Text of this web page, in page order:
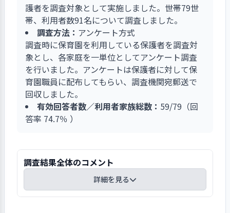
ションや日々の申し送りなどで、子どもの成長、
発達を伝えています。
護者を調査対象として実施しました。世帯79世
帯、利用者数91名について調査しました。
調査方法： アンケート方式
調査時に保育園を利用している保護者を調査対
象とし、各家庭を一単位としてアンケート調査
を行いました。アンケートは保護者に対して保
育園職員に配布してもらい、調査機関宛郵送で
回収しました。
有効回答者数／利用者家族総数： 59/79（回
答率 74.7％ ）
調査結果全体のコメント
詳細を見る